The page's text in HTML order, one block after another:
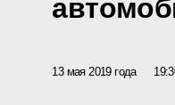
13 мая 2019 года